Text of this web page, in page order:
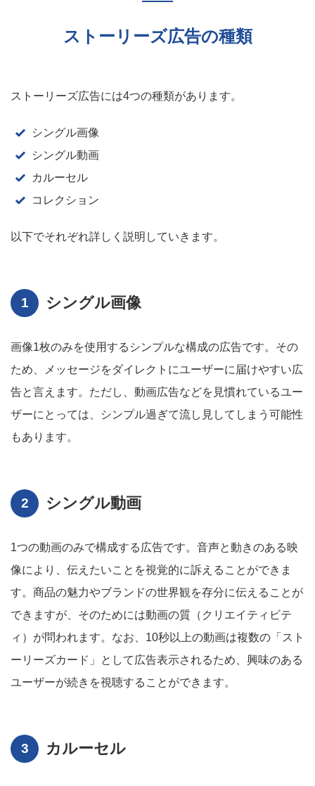
ストーリーズ広告の種類
ストーリーズ広告には4つの種類があります。
シングル画像
シングル動画
カルーセル
コレクション
以下でそれぞれ詳しく説明していきます。
シングル画像
画像1枚のみを使用するシンプルな構成の広告です。その
ため、メッセージをダイレクトにユーザーに届けやすい広
告と言えます。ただし、動画広告などを見慣れているユー
ザーにとっては、シンプル過ぎて流し見してしまう可能性
もあります。
シングル動画
1つの動画のみで構成する広告です。音声と動きのある映
像により、伝えたいことを視覚的に訴えることができま
す。商品の魅力やブランドの世界観を存分に伝えることが
できますが、そのためには動画の質（クリエイティビテ
ィ）が問われます。なお、10秒以上の動画は複数の「スト
ーリーズカード」として広告表示されるため、興味のある
ユーザーが続きを視聴することができます。
カルーセル